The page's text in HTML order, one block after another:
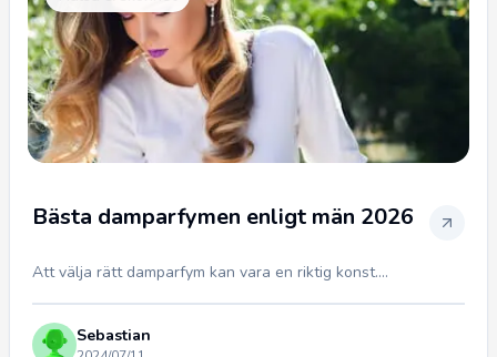
Bästa damparfymen enligt män 2026
Att välja rätt damparfym kan vara en riktig konst....
Sebastian